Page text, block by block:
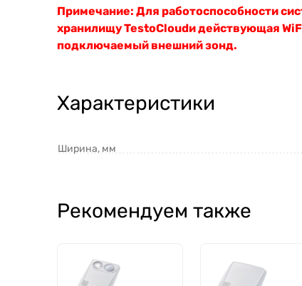
Примечание: Для работоспособности
хранилищу TestoCloudи действующая
подключаемый внешний зонд.
Характеристики
Ширина, мм
Рекомендуем также